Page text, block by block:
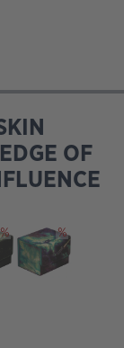
OF